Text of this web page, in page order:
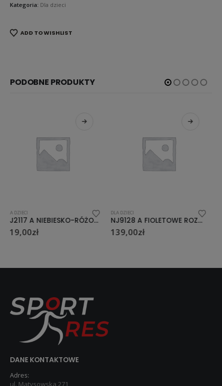
Kategoria: Dla dzieci
ADD TO WISHLIST
PODOBNE PRODUKTY
DLA DZIECI
NJ9128 A FIOLETOWE ROZM.S (30-33)ŁYŻWOROLKI NILS EXTREME
139,00zł
DLA DZIECI
119,00zł
DANE KONTAKTOWE
Adres:
ul. Matysowska 271